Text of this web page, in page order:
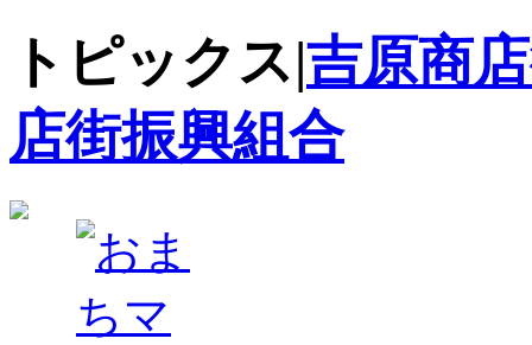
トピックス|吉原商
店街振興組合